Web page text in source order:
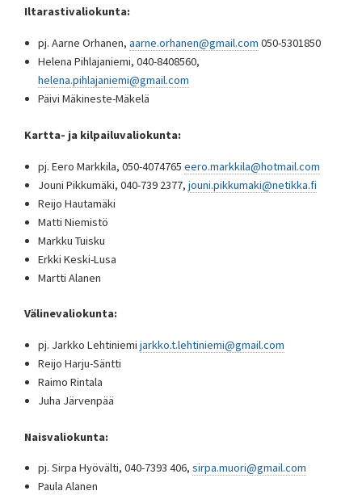
Iltarastivaliokunta:
pj. Aarne Orhanen,aarne.orhanen@gmail.com 050-5301850
Helena Pihlajaniemi, 040-8408560,
helena.pihlajaniemi@gmail.com
Päivi Mäkineste-Mäkelä
Kartta- ja kilpailuvaliokunta:
pj. Eero Markkila, 050-4074765eero.markkila@hotmail.com
Jouni Pikkumäki, 040-739 2377,jouni.pikkumaki@netikka.fi
Reijo Hautamäki
Matti Niemistö
Markku Tuisku
Erkki Keski-Lusa
Martti Alanen
Välinevaliokunta:
pj. Jarkko Lehtiniemijarkko.t.lehtiniemi@gmail.com
Reijo Harju-Säntti
Raimo Rintala
Juha Järvenpää
Naisvaliokunta:
pj. Sirpa Hyövälti, 040-7393 406,sirpa.muori@gmail.com
Paula Alanen